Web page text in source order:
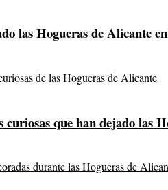
las Hogueras de Alicante
curiosas que han dejado las